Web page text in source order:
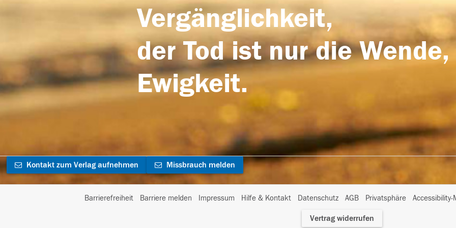
Vergänglichkeit,
der Tod ist nur die
Ewigkeit.
Kontakt zum Verlag aufnehmen Missbrauch melden
Barrierefreiheit Barriere melden Impressum Hilfe & Kontakt Datenschutz AGB Privatsphäre
I
Vertrag widerrufen